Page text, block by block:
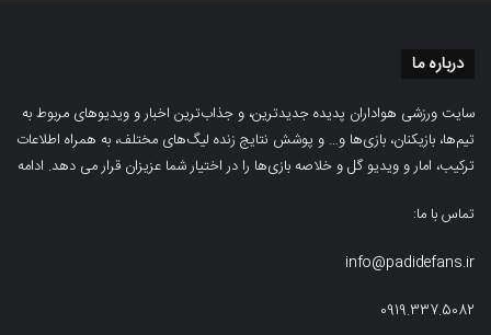
درباره ما
سایت ورزشی هواداران پدیده جدیدترین، و جذاب‌ترین اخبار و ویدیوهای مربوط به
تیم‌ها، بازیکنان، بازی‌ها و… و پوشش نتایج زنده لیگ‌های مختلف، به همراه اطلاعات
ترکیب، امار و ویدیو‌‌ گل‌ و خلاصه بازی‌ها را در اختیار شما عزیزان قرار می دهد. ادامه
تماس با ما:
info@padidefans.ir
0919.337.5082